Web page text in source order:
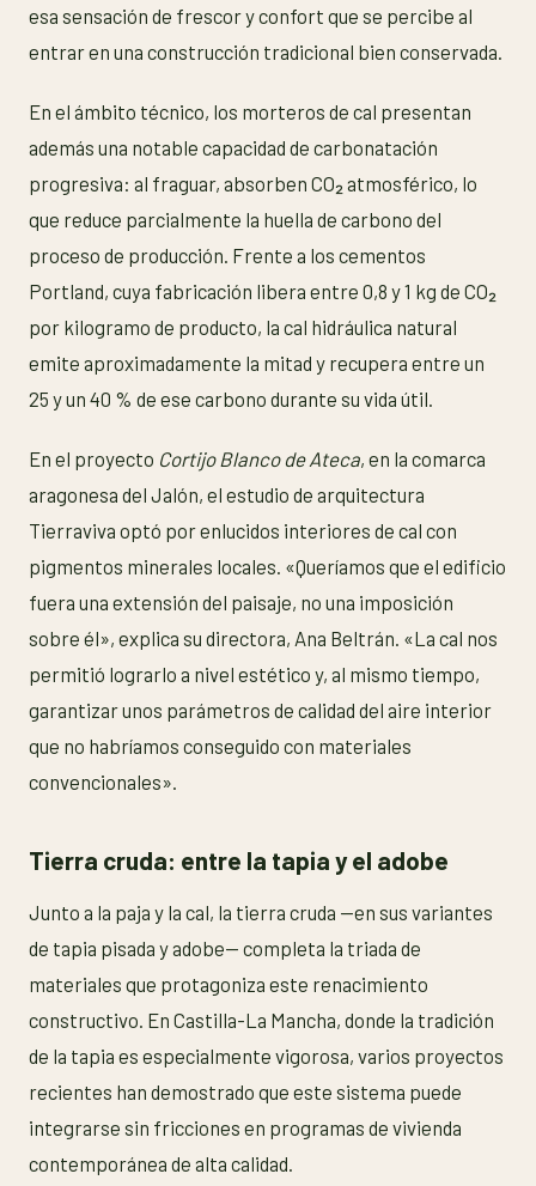
esa sensación de frescor y confort que se percibe al
entrar en una construcción tradicional bien conservada.
En el ámbito técnico, los morteros de cal presentan
además una notable capacidad de carbonatación
progresiva: al fraguar, absorben CO₂ atmosférico, lo
que reduce parcialmente la huella de carbono del
proceso de producción. Frente a los cementos
Portland, cuya fabricación libera entre 0,8 y 1 kg de CO₂
por kilogramo de producto, la cal hidráulica natural
emite aproximadamente la mitad y recupera entre un
25 y un 40 % de ese carbono durante su vida útil.
En el proyecto Cortijo Blanco de Ateca, en la comarca
aragonesa del Jalón, el estudio de arquitectura
Tierraviva optó por enlucidos interiores de cal con
pigmentos minerales locales. «Queríamos que el edificio
fuera una extensión del paisaje, no una imposición
sobre él», explica su directora, Ana Beltrán. «La cal nos
permitió lograrlo a nivel estético y, al mismo tiempo,
garantizar unos parámetros de calidad del aire interior
que no habríamos conseguido con materiales
convencionales».
Tierra cruda: entre la tapia y el adobe
Junto a la paja y la cal, la tierra cruda —en sus variantes
de tapia pisada y adobe— completa la triada de
materiales que protagoniza este renacimiento
constructivo. En Castilla-La Mancha, donde la tradición
de la tapia es especialmente vigorosa, varios proyectos
recientes han demostrado que este sistema puede
integrarse sin fricciones en programas de vivienda
contemporánea de alta calidad.